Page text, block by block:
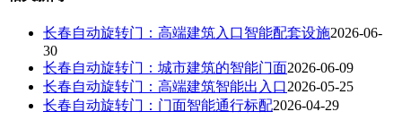
长春自动旋转门：高端建筑入口智能配套设施2026-06-
30
长春自动旋转门：城市建筑的智能门面2026-06-09
长春自动旋转门：高端建筑智能出入口2026-05-25
长春自动旋转门：门面智能通行标配2026-04-29